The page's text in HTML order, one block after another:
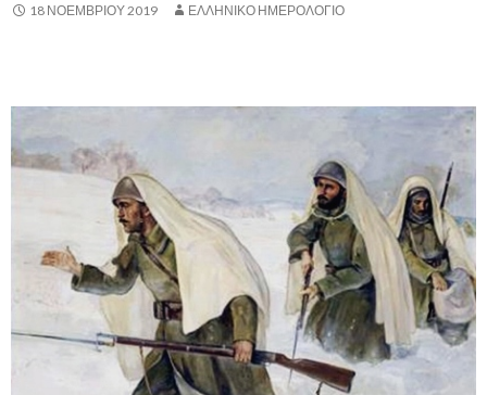
18 ΝΟΕΜΒΡΊΟΥ 2019 ΕΛΛΗΝΙΚΟ ΗΜΕΡΟΛΟΓΙΟ